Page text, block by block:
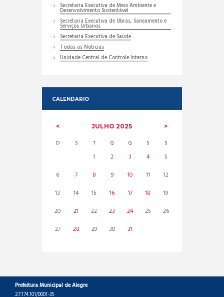
Secretaria Executiva de Meio Ambiente e
Desenvolvimento Sustentável
Secretaria Executiva de Obras, Saneamento e
Serviços Urbanos
Secretaria Executiva de Saúde
Todas as Noticias
Unidade Central de Controle Interno
CALENDARIO
JULHO2025
D S T Q Q S S
1 2 3 4
5
6
7 8 9 10 11
12
13
14 15 16 17 18
19
20
21 22 23 24 25
26
27
28 29 30 31
Prefeitura Municipal de Alegre
27.174.101/0001-35